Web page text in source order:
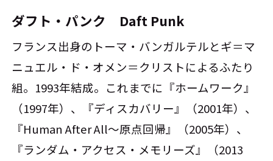
ダフト・パンク Daft Punk
フランス出身のトーマ・バンガルテルとギ＝マ
ニュエル・ド・オメン＝クリストによるふたり
組。1993年結成。これまでに『ホームワーク』
（1997年）、『ディスカバリー』（2001年）、
『Human After All～原点回帰』（2005年）、
『ランダム・アクセス・メモリーズ』（2013